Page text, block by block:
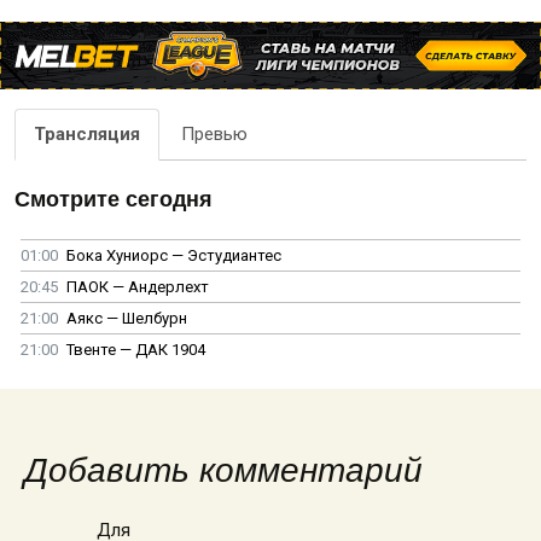
Трансляция Превью
Смотрите сегодня
01:00 Бока Хуниорс — Эстудиантес
20:45 ПАОК — Андерлехт
21:00 Аякс — Шелбурн
21:00 Твенте — ДАК 1904
Добавить комментарий
Для